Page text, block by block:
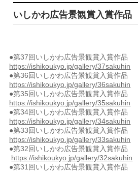
いしかわ広告景観賞入賞作品
●第37回いしかわ広告景観賞入賞作品
https://ishikoukyo.jp/gallery/37sakuhin
●第36回いしかわ広告景観賞入賞作品
https://ishikoukyo.jp/gallery/36sakuhin
●第35回いしかわ広告景観賞入賞作品
https://ishikoukyo.jp/gallery/35sakuhin
●第34回いしかわ広告景観賞入賞作品
https://ishikoukyo.jp/gallery/34sakuhin
●第33回いしかわ広告景観賞入賞作品
https://ishikoukyo.jp/gallery/33sakuhin
●第32回いしかわ広告景観賞入賞作品
https://ishikoukyo.jp/gallery/32sakuhin
●第31回いしかわ広告景観賞入賞作品